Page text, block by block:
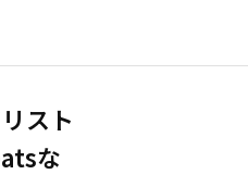
スト
な